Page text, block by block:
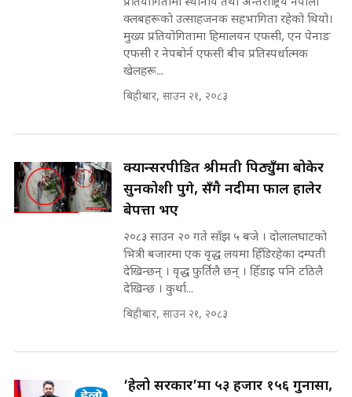
किन भइरहेछ ढिलाइ ?The Ring Road
Expansion Dilemma |
SIDHAKURA |
पटकपटक भावुक बने गृहमन्त्री सुदन
७८ लाख घुस खाने मन्त्री ! जोगाउने
प्रधानमन्त्री ? || SIDHAKURA ||
SIDHAKURA INVESTIGATION
||
SIDHAKURA |
मन्त्री राजकुमारलाई घुस दिने विचौलीया
पूर्व मन्त्री रञ्जिता || SIDHAKURA
||
क्लबहरूको उत्साहजनक सहभागिता रहेको थियो।
मुख्य प्रतियोगितामा हिमालयन एफसी, एन पेनाङ
एफसी र नेपबोर्न एफसी बीच प्रतिस्पर्धात्मक
खेलहरू...
बिहीबार, साउन २१, २०८३
क्यान्सरपीडित श्रीमती पिठ्युँमा बोकेर
सुनकोशी पुगे, सँगै नदीमा फाल हालेर
बेपत्ता भए
२०८३ साउन २० गते साँझ ५ बजे । दोलालघाटको
भित्री बजारमा एक वृद्ध लयमा हिँडिरहेका दम्पती
देखिन्छन् । वृद्ध फुर्तिलै छन् । हिँडाइ पनि टठिलै
देखिन्छ । कुर्था...
बिहीबार, साउन २१, २०८३
‘हेलो सरकार’मा ५३ हजार १५६ गुनासा,